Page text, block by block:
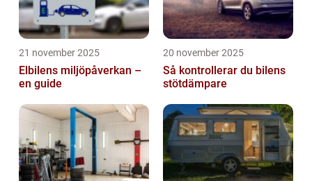
21 november 2025
Elbilens miljöpåverkan –
en guide
20 november 2025
Så kontrollerar du bilens
stötdämpare